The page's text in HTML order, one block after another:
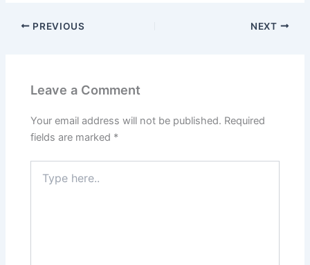
PREVIOUS NEXT
Leave a Comment
Your email address will not be published. Required
fields are marked *
here..